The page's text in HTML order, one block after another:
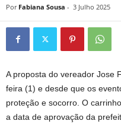
Por Fabiana Sousa - 3 Julho 2025
A proposta do vereador Jose
feira (1) e desde que os
proteção e socorro. O
a data de aprovação da